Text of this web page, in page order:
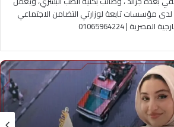
مؤسسات تابعة لوزارتي التضامن الاجتماعي
المصرية | 01065964224